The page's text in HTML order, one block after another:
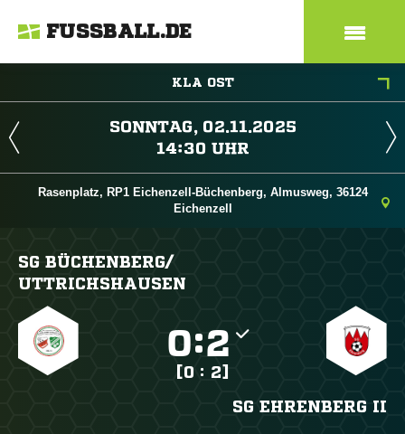
FUSSBALL.DE
KLA OST
 
 
Rasenplatz, RP1 Eichenzell-Büchenberg, Almusweg, 36124
Eichenzell
SG BÜCHENBERG/​
UTTRICHSHAUSEN
:
[0 : 2]
SG EHRENBERG II